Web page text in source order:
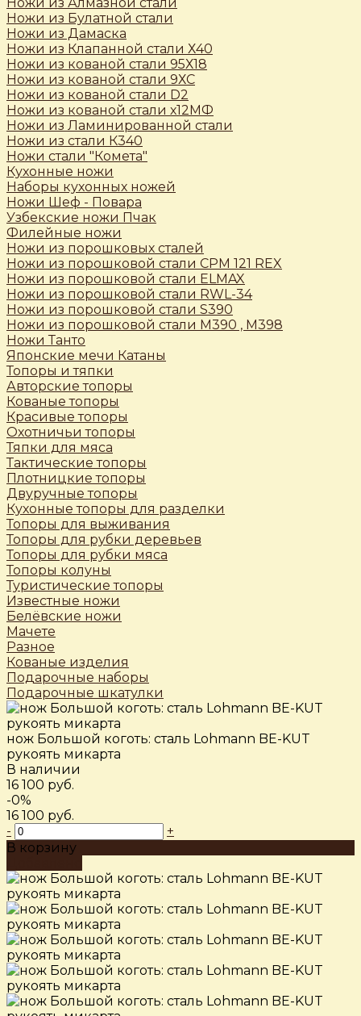
Ножи из Булатной стали
Ножи из Дамаска
Ножи из Клапанной стали Х40
Ножи из кованой стали 95Х18
Ножи из кованой стали 9ХС
Ножи из кованой стали D2
Ножи из кованой стали х12МФ
Ножи из Ламинированной стали
Ножи из стали К340
Ножи стали "Комета"
Кухонные ножи
Наборы кухонных ножей
Ножи Шеф - Повара
Узбекские ножи Пчак
Филейные ножи
Ножи из порошковых сталей
Ножи из порошковой стали CPM 121 REX
Ножи из порошковой стали ELMAX
Ножи из порошковой стали RWL-34
Ножи из порошковой стали S390
Ножи из порошковой стали М390 , М398
Ножи Танто
Японские мечи Катаны
Топоры и тяпки
Авторские топоры
Кованые топоры
Красивые топоры
Охотничьи топоры
Тяпки для мяса
Тактические топоры
Плотницкие топоры
Двуручные топоры
Кухонные топоры для разделки
Топоры для выживания
Топоры для рубки деревьев
Топоры для рубки мяса
Топоры колуны
Туристические топоры
Известные ножи
Белёвские ножи
Мачете
Разное
Кованые изделия
Подарочные наборы
Подарочные шкатулки
нож Большой коготь: сталь Lohmann BE-KUT
рукоять микарта
В наличии
16 100 руб.
-0%
16 100 руб.
-
+
В корзину